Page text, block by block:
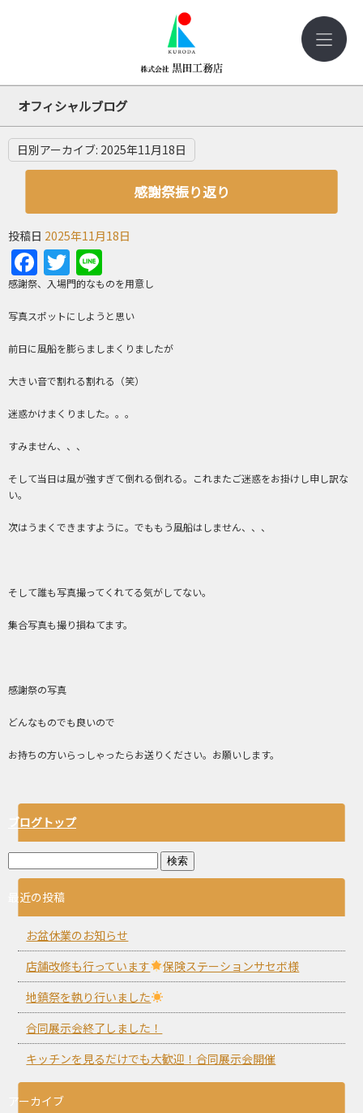
オフィシャルブログ
日別アーカイブ: 2025年11月18日
感謝祭振り返り
投稿日 2025年11月18日
Facebook
Twitter
感謝祭、入場門的なものを用意し
写真スポットにしようと思い
前日に風船を膨らましまくりましたが
大きい音で割れる割れる（笑）
迷惑かけまくりました。。。
すみません、、、
そして当日は風が強すぎて倒れる倒れる。これまたご迷惑をお掛けし申し訳な
い。
次はうまくできますように。でももう風船はしません、、、
そして誰も写真撮ってくれてる気がしてない。
集合写真も撮り損ねてます。
感謝祭の写真
どんなものでも良いので
お持ちの方いらっしゃったらお送りください。お願いします。
ブログトップ
最近の投稿
お盆休業のお知らせ
店舗改修も行っています
保険ステーションサセボ様
地鎮祭を執り行いました
合同展示会終了しました！
キッチンを見るだけでも大歓迎！合同展示会開催
アーカイブ